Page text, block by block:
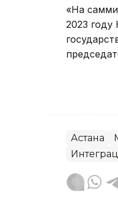
«На
2023 году
Астана